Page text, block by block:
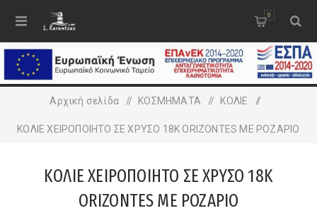
0
Αρχική σελίδα / ΚΟΣΜΗΜΑΤΑ / ΚΟΛΙΕ /
ΚΟΛΙΕ ΧΕΙΡΟΠΟΙΗΤΟ ΣΕ ΧΡΥΣΟ 18Κ ORIZONTES ME ΡΟΖΑΡΙΟ
ΚΟΛΙΕ ΧΕΙΡΟΠΟΙΗΤΟ ΣΕ ΧΡΥΣΟ 18Κ
ORIZONTES ME ΡΟΖΑΡΙΟ